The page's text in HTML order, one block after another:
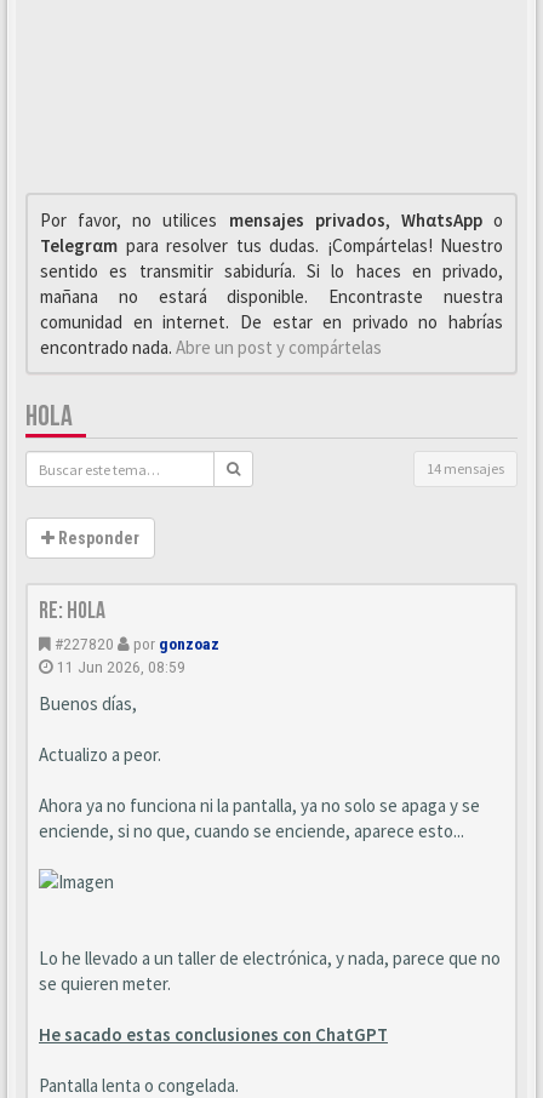
Por favor, no utilices mensajes privados, WhαtsAppo
Telegrαm para resolver tus dudas. ¡Compártelas! Nuestro
sentido es transmitir sabiduría. Si lo haces en privado,
mañana no estará disponible. Encontraste nuestra
comunidad en internet. De estar en privado no habrías
encontrado nada. Abre un post y compártelas
HOLA
14 mensajes
Responder
Re: Hola
#227820 por gonzoaz
11 Jun 2026, 08:59
Buenos días,
Actualizo a peor.
Ahora ya no funciona ni la pantalla, ya no solo se apaga y se
enciende, si no que, cuando se enciende, aparece esto...
Lo he llevado a un taller de electrónica, y nada, parece que no
se quieren meter.
He sacado estas conclusiones con ChatGPT
Pantalla lenta o congelada.